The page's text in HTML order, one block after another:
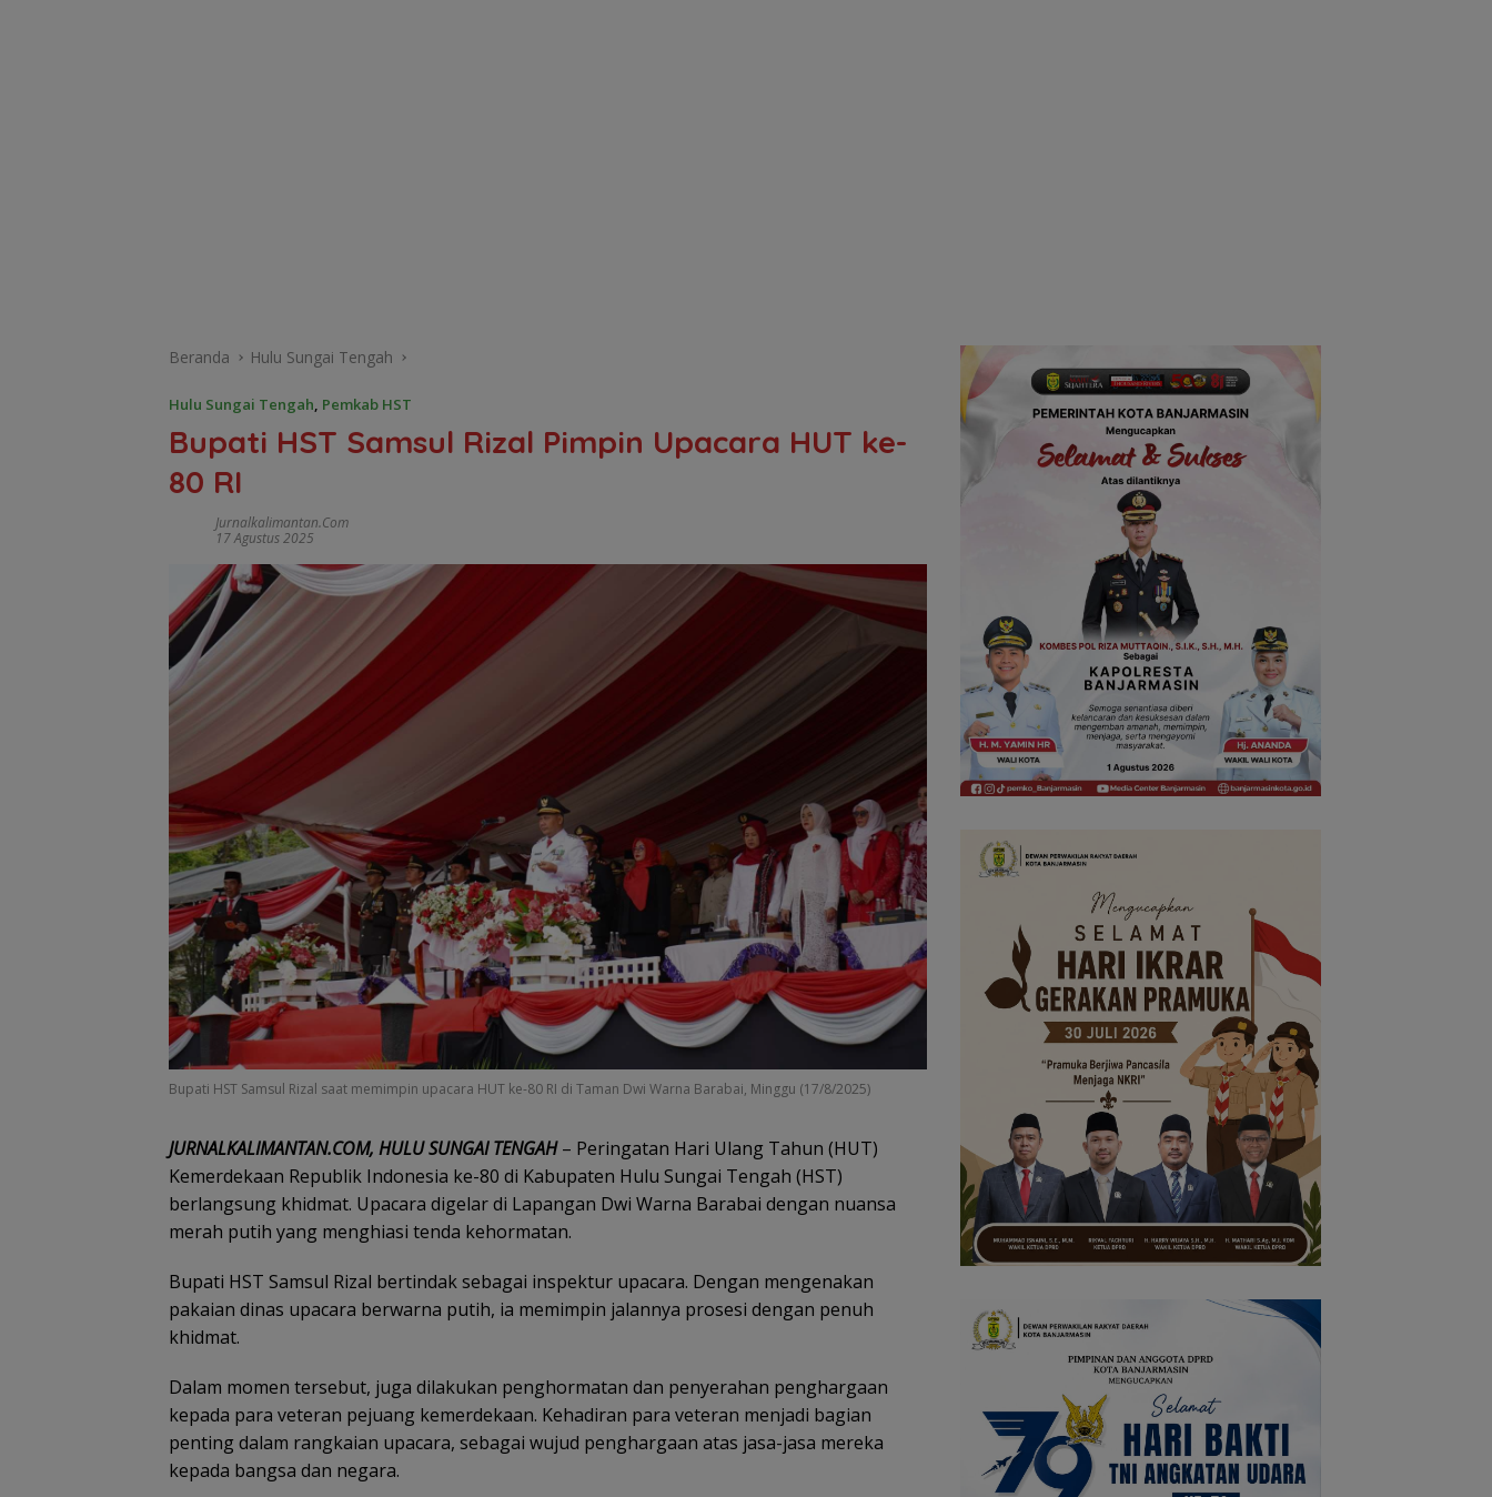
Beranda Hulu Sungai Tengah
Hulu Sungai Tengah, Pemkab HST
Bupati HST Samsul Rizal Pimpin Upacara HUT ke-
80 RI
Jurnalkalimantan.com
17 Agustus 2025
Bupati HST Samsul Rizal saat memimpin upacara HUT ke-80 RI di Taman Dwi Warna Barabai, Minggu (17/8/2025)
JURNALKALIMANTAN.COM, HULU SUNGAI TENGAH– Peringatan Hari Ulang Tahun (HUT)
Kemerdekaan Republik Indonesia ke-80 di Kabupaten Hulu Sungai Tengah (HST)
berlangsung khidmat. Upacara digelar di Lapangan Dwi Warna Barabai dengan nuansa
merah putih yang menghiasi tenda kehormatan.
Bupati HST Samsul Rizal bertindak sebagai inspektur upacara. Dengan mengenakan
pakaian dinas upacara berwarna putih, ia memimpin jalannya prosesi dengan penuh
khidmat.
Dalam momen tersebut, juga dilakukan penghormatan dan penyerahan penghargaan
kepada para veteran pejuang kemerdekaan. Kehadiran para veteran menjadi bagian
penting dalam rangkaian upacara, sebagai wujud penghargaan atas jasa-jasa mereka
kepada bangsa dan negara.